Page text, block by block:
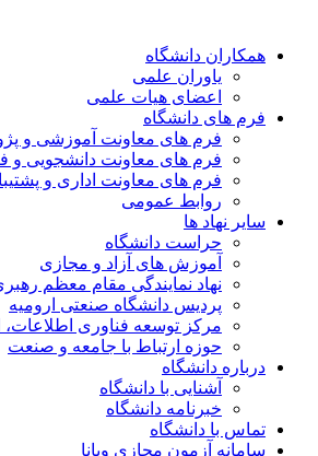
همکاران دانشگاه
یاوران علمی
اعضای هیات علمی
فرم های دانشگاه
فرم های معاونت آموزشی و
فرم های معاونت دانشجویی و
فرم های معاونت اداری و
روابط عمومی
سایر نهاد ها
حراست دانشگاه
آموزش های آزاد و مجازی
نهاد نمایندگی مقام معظم
پردیس دانشگاه صنعتی ارومیه
مرکز توسعه فناوری
حوزه ارتباط با جامعه و صنعت
درباره دانشگاه
آشنایی با دانشگاه
خبرنامه دانشگاه
تماس با دانشگاه
سامانه آزمون مجازی ویانا